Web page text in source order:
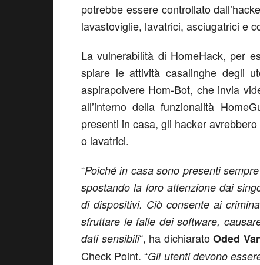
potrebbe essere controllato
lavastoviglie, lavatrici, asciugatrici e
La vulnerabilità di HomeHack, per
spiare le attività casalinghe degli
aspirapolvere Hom-Bot, che invia
all’interno della funzionalità
presenti in casa, gli hacker
o lavatrici.
“Poiché in casa sono presenti
spostando la loro attenzione dai
di dispositivi. Ciò consente ai
sfruttare le falle dei software,
dati sensibili“, ha dichiaratoOded
Check Point. “Gli utenti devono